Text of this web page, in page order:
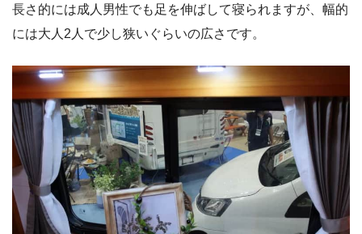
長さ的には成人男性でも足を伸ばして寝られますが、幅的
には大人2人で少し狭いぐらいの広さです。